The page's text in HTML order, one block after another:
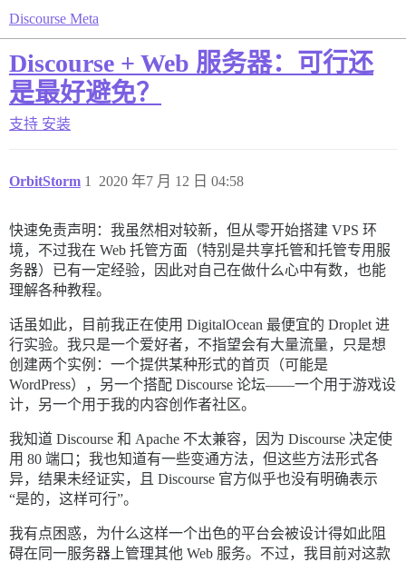
Discourse Meta
Discourse + Web 服务器：可行还
是最好避免？
支持 安装
OrbitStorm 2020 年7 月 12 日 04:58
1
快速免责声明：我虽然相对较新，但从零开始搭建 VPS 环
境，不过我在 Web 托管方面（特别是共享托管和托管专用服
务器）已有一定经验，因此对自己在做什么心中有数，也能
理解各种教程。
话虽如此，目前我正在使用 DigitalOcean 最便宜的 Droplet 进
行实验。我只是一个爱好者，不指望会有大量流量，只是想
创建两个实例：一个提供某种形式的首页（可能是
WordPress），另一个搭配 Discourse 论坛——一个用于游戏设
计，另一个用于我的内容创作者社区。
我知道 Discourse 和 Apache 不太兼容，因为 Discourse 决定使
用 80 端口；我也知道有一些变通方法，但这些方法形式各
异，结果未经证实，且 Discourse 官方似乎也没有明确表示
“是的，这样可行”。
我有点困惑，为什么这样一个出色的平台会被设计得如此阻
碍在同一服务器上管理其他 Web 服务。不过，我目前对这款